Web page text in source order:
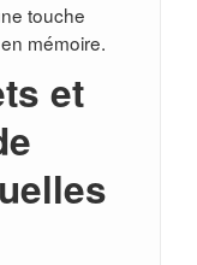
touche
mémoire.
et